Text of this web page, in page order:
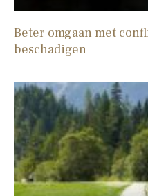
Beter omgaan met
beschadigen